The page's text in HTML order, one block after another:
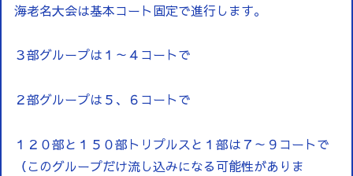
海老名大会は基本コート固定で進行します。
３部グループは１～４コートで
２部グループは５、６コートで
１２０部と１５０部トリプルスと１部は７～９コートで
（このグループだけ流し込みになる可能性がありま